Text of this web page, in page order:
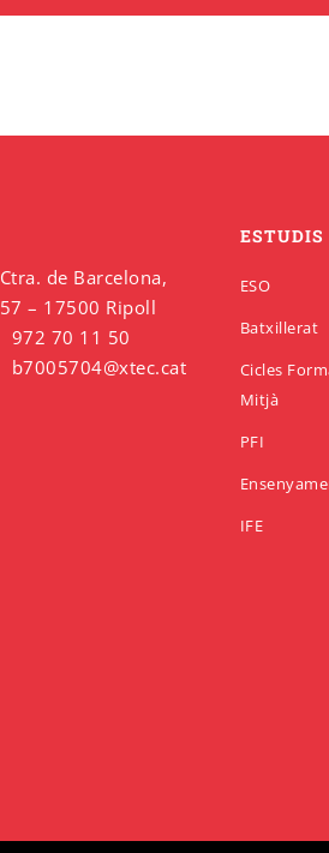
Ctra. de Barcelona,
57 – 17500 Ripoll
972 70 11 50
b7005704@xtec.cat
ESTUDIS
ESO
Batxillerat
Cicles
Mitjà
PFI
IFE